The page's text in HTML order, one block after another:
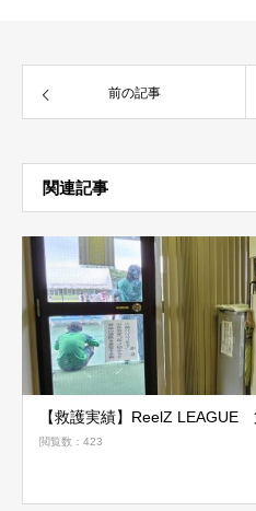
前の記事
関連記事
【救護実績】ReelZ LEAGUE
閲覧数：423